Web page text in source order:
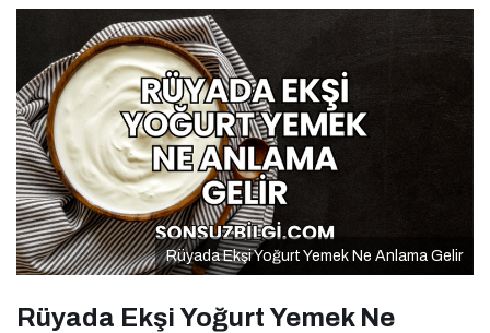
Rüyada Ekşi Yoğurt Yemek Ne Anlama Gelir
Rüyada Ekşi Yoğurt Yemek Ne